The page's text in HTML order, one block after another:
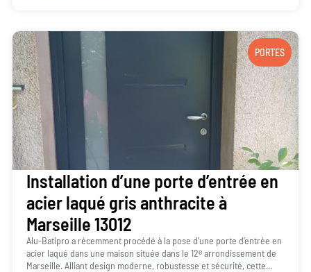
PORTES
Installation d’une porte d’entrée en
acier laqué gris anthracite à
Marseille 13012
Alu-Batipro a récemment procédé à la pose d’une porte d’entrée en
acier laqué dans une maison située dans le 12ᵉ arrondissement de
Marseille. Alliant design moderne, robustesse et sécurité, cette...